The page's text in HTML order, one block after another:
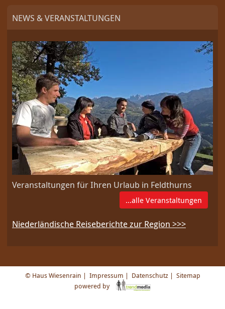
NEWS & VERANSTALTUNGEN
Veranstaltungen für Ihren Urlaub in Feldthurns
...alle Veranstaltungen
Niederländische Reiseberichte zur Region >>>
© Haus Wiesenrain | Impressum | Datenschutz| Sitemap
powered by